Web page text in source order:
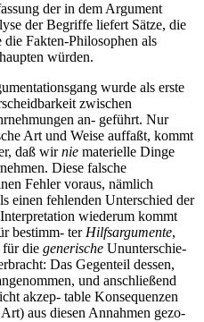
der in dem Argument
der Begriffe liefert Sätze, die
Fakten-Philosophen als
würden.
wurde als erste
zwischen
an- geführt. Nur
Art und Weise auffaßt, kommt
daß wirnie materielle Dinge
Diese falsche
Fehler voraus, nämlich
einen fehlenden Unterschied der
wiederum kommt
bestimm- ter Hilfsargumente,
für die generische Ununterschie-
Das Gegenteil dessen,
und anschließend
akzep- table Konsequenzen
aus diesen Annahmen gezo-